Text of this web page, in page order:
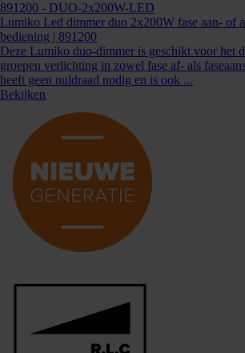
891200 - DUO-2x200W-LED
Lumiko Led dimmer duo 2x200W fase aan- of
bediening | 891200
Deze Lumiko duo-dimmer is geschikt voor het
groepen verlichting in zowel fase af- als
heeft geen nuldraad nodig en is ook ...
Bekijken